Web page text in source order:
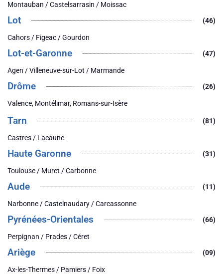
Montauban / Castelsarrasin / Moissac
Lot (46)
Cahors / Figeac / Gourdon
Lot-et-Garonne (47)
Agen / Villeneuve-sur-Lot / Marmande
Drôme (26)
Valence, Montélimar, Romans-sur-Isère
Tarn (81)
Castres / Lacaune
Haute Garonne (31)
Toulouse / Muret / Carbonne
Aude (11)
Narbonne / Castelnaudary / Carcassonne
Pyrénées-Orientales (66)
Perpignan / Prades / Céret
Ariège (09)
Ax-les-Thermes / Pamiers / Foix